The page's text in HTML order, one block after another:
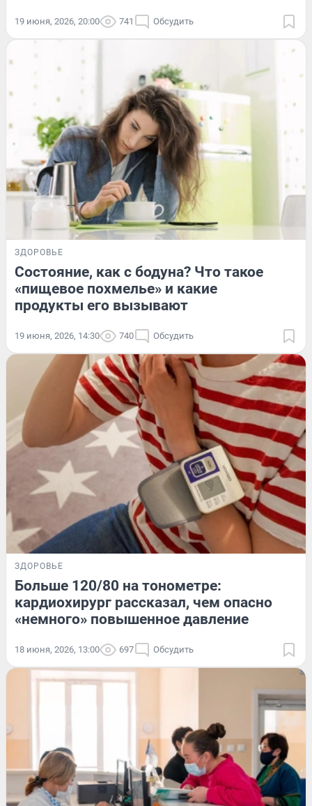
19 июня, 2026, 20:00 741 Обсудить
ЗДОРОВЬЕ
Состояние, как с бодуна? Что такое
«пищевое похмелье» и какие
продукты его вызывают
19 июня, 2026, 14:30 740 Обсудить
ЗДОРОВЬЕ
Больше 120/80 на тонометре:
кардиохирург рассказал, чем опасно
«немного» повышенное давление
18 июня, 2026, 13:00 697 Обсудить